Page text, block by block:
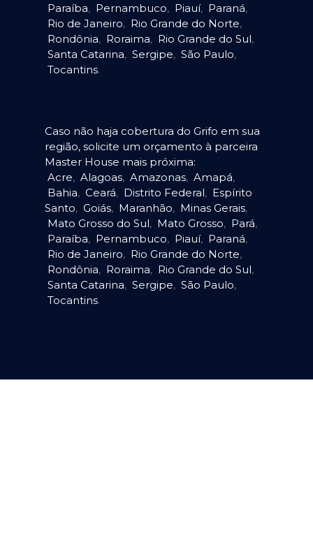
Paraíba, Pernambuco, Piauí, Paraná,
Rio de Janeiro, Rio Grande do Norte,
Rondônia, Roraima, Rio Grande do Sul,
Santa Catarina, Sergipe, São Paulo,
Tocantins.
Caso não haja cobertura do Grifo em sua
região, solicite um orçamento à parceira
Master House mais próxima:
Acre, Alagoas, Amazonas, Amapá,
Bahia, Ceará, Distrito Federal, Espírito
Santo, Goiás, Maranhão, Minas Gerais,
Mato Grosso do Sul, Mato Grosso, Pará,
Paraíba, Pernambuco, Piauí, Paraná,
Rio de Janeiro, Rio Grande do Norte,
Rondônia, Roraima, Rio Grande do Sul,
Santa Catarina, Sergipe, São Paulo,
Tocantins.